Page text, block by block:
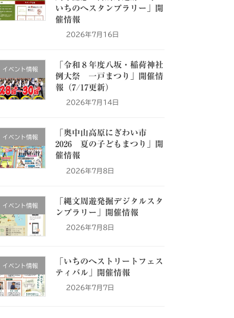
いちのへスタンプラリー」開
催情報
2026年7月16日
イベント情報
「令和８年度八坂・稲荷神社
例大祭 一戸まつり」開催情
報（7/17更新）
2026年7月14日
イベント情報
「奥中山高原にぎわい市
2026 夏の子どもまつり」開
催情報
2026年7月8日
イベント情報
「縄文周遊発掘デジタルスタ
ンプラリー」開催情報
2026年7月8日
イベント情報
「いちのへストリートフェス
ティバル」開催情報
2026年7月7日